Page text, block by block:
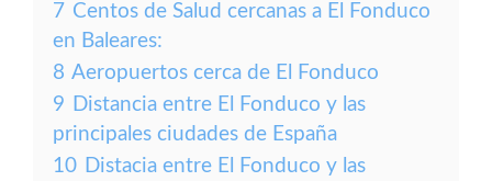
7 Centos de Salud cercanas a El Fonduco
en Baleares:
8 Aeropuertos cerca de El Fonduco
9 Distancia entre El Fonduco y las
principales ciudades de España
10 Distacia entre El Fonduco y las